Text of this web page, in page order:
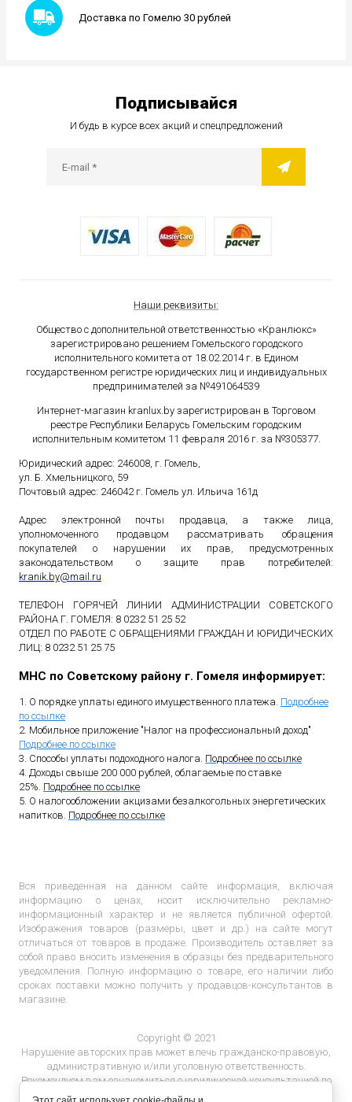
Доставка по Гомелю 30 рублей
Наши реквизиты:
Общество с дополнительной ответственностью «Кранлюкс»
зарегистрировано решением Гомельского городского
исполнительного комитета от 18.02.2014 г. в Едином
государственном регистре юридических лиц и индивидуальных
предпринимателей за №491064539
Интернет-магазин kranlux.by зарегистрирован в Торговом
реестре Республики Беларусь Гомельским городским
исполнительным комитетом 11 февраля 2016 г. за №305377.
Юридический адрес: 246008, г. Гомель,
ул. Б. Хмельницкого, 59
Почтовый адрес: 246042 г. Гомель ул. Ильича 161д
Адрес электронной почты продавца, а также лица,
уполномоченного продавцом рассматривать обращения
покупателей о нарушении их прав, предусмотренных
законодательством о защите прав потребителей:
kranik.by@mail .ru
ТЕЛЕФОН ГОРЯЧЕЙ ЛИНИИ АДМИНИСТРАЦИИ СОВЕТСКОГО
РАЙОНА Г. ГОМЕЛЯ: 8 0232 51 25 52
ОТДЕЛ ПО РАБОТЕ С ОБРАЩЕНИЯМИ ГРАЖДАН И ЮРИДИЧЕСКИХ
ЛИЦ: 8 0232 51 25 75
МНС по Советскому району г. Гомеля информирует:
1. О порядке уплаты единого имущественного платежа. Подробнее
по ссылке
2. Мобильное приложение "Налог на профессиональный доход".
Подробнее по ссылке
3. Способы уплаты подоходного налога. Подробнее по ссылке
4. Доходы свыше 200 000 рублей, облагаемые по ставке
25%. Подробнее по ссылке
5. О налогообложении акцизами безалкогольных энергетических
напитков. Подробнее по ссылке
Вся приведенная на данном сайте информация, включая
информацию о ценах, носит исключительно рекламно-
информационный характер и не является публичной офертой.
Изображения товаров (размеры, цвет и др.) на сайте могут
отличаться от товаров в продаже. Производитель оставляет за
собой право вносить изменения в образцы без предварительного
уведомления. Полную информацию о товаре, его наличии либо
сроках поставки можно получить у продавцов-консультантов в
магазине.
Copyright © 2021
Нарушение авторских прав может влечь гражданско-правовую,
административную и/или уголовную ответственность.
Рекомендуем вам ознакомиться с юридической консультацией по
ответственности за нарушение авторских прав.
Подписывайся
И будь в курсе всех акций и спецпредложений